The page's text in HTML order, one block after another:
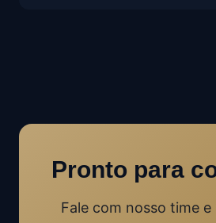
Pronto para
Fale com nosso time e